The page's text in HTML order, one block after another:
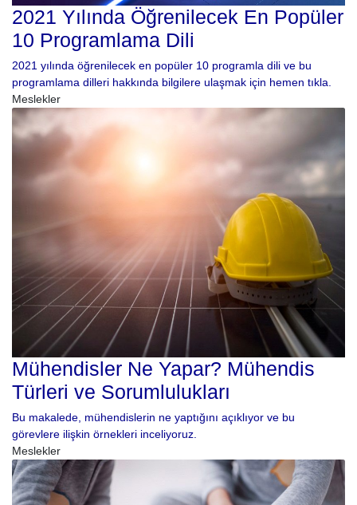
2021 Yılında Öğrenilecek En Popüler
10 Programlama Dili
2021 yılında öğrenilecek en popüler 10 programla dili ve bu
programlama dilleri hakkında bilgilere ulaşmak için hemen tıkla.
Meslekler
Mühendisler Ne Yapar? Mühendis
Türleri ve Sorumlulukları
Bu makalede, mühendislerin ne yaptığını açıklıyor ve bu
görevlere ilişkin örnekleri inceliyoruz.
Meslekler